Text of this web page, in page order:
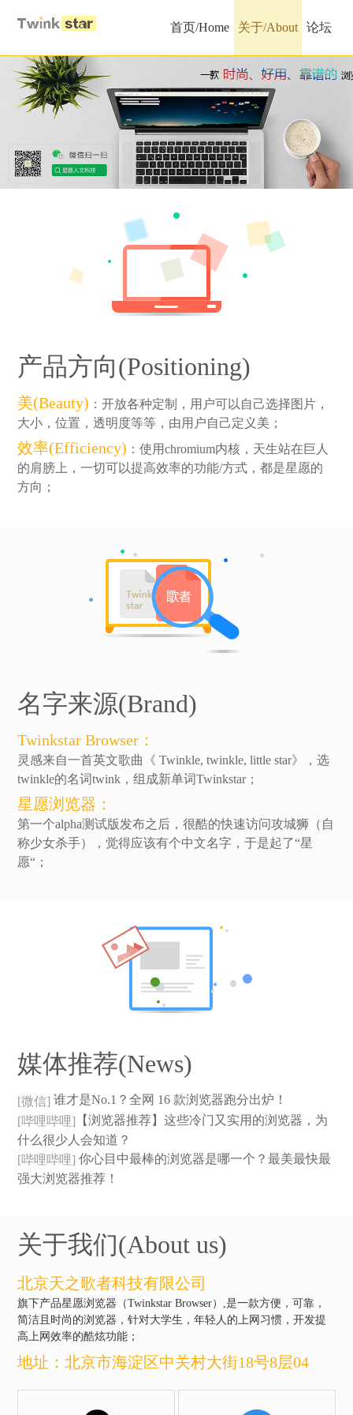
首页/Home 关于/About 论坛
产品方向(Positioning)
美(Beauty) ：开放各种定制，用户可以自己选择图片，
大小，位置，透明度等等，由用户自己定义美；
效率(Efficiency) ：使用chromium内核，天生站在巨人
的肩膀上，一切可以提高效率的功能/方式，都是星愿的
方向；
名字来源(Brand)
Twinkstar Browser：
灵感来自一首英文歌曲《 Twinkle, twinkle, little star》，选
twinkle的名词twink，组成新单词Twinkstar；
星愿浏览器：
第一个alpha测试版发布之后，很酷的快速访问攻城狮（自
称少女杀手），觉得应该有个中文名字，于是起了“星
愿“；
媒体推荐(News)
[微信] 谁才是No.1？全网 16 款浏览器跑分出炉！
[哔哩哔哩] 【浏览器推荐】这些冷门又实用的浏览器，为
什么很少人会知道？
[哔哩哔哩] 你心目中最棒的浏览器是哪一个？最美最快最
强大浏览器推荐！
关于我们(About us)
北京天之歌者科技有限公司
旗下产品星愿浏览器（Twinkstar Browser）,是一款方便，可靠，
简洁且时尚的浏览器，针对大学生，年轻人的上网习惯，开发提
高上网效率的酷炫功能；
地址：北京市海淀区中关村大街18号8层04